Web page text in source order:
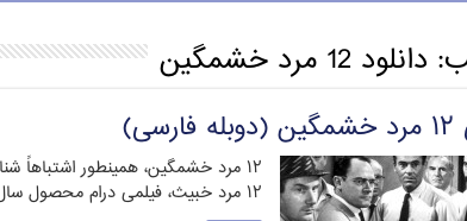
دانلود 12 مرد خشمگین
۱۲ مرد خبیث، فیلمی درام محصول سال …